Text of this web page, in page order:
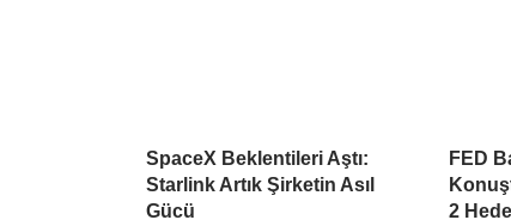
SpaceX Beklentileri Aştı:
Starlink Artık Şirketin Asıl
Gücü
FED
2